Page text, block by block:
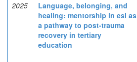
2025
Language, belonging, and
healing: mentorship in esl as
a pathway to post-trauma
recovery in tertiary
education